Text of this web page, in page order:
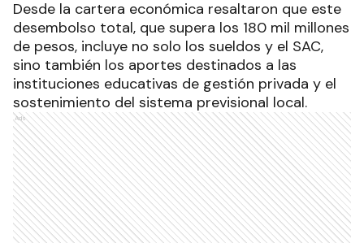
Desde la cartera económica resaltaron que este
desembolso total, que supera los 180 mil millones
de pesos, incluye no solo los sueldos y el SAC,
sino también los aportes destinados a las
instituciones educativas de gestión privada y el
sostenimiento del sistema previsional local.
Ads